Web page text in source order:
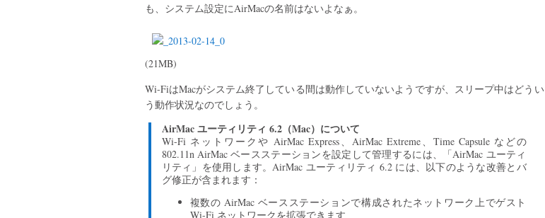
も、システム設定にAirMacの名前はないよなぁ。
(21MB)
Wi-FiはMacがシステム終了している間は動作していないようですが、スリープ中はどうい
う動作状況なのでしょう。
AirMac ユーティリティ 6.2（Mac）について
Wi-Fi ネットワークや AirMac Express、AirMac Extreme、Time Capsule などの
802.11n AirMac ベースステーションを設定して管理するには、「AirMac ユーティ
リティ」を使用します。AirMac ユーティリティ 6.2 には、以下のような改善とバ
グ修正が含まれます：
複数の AirMac ベースステーションで構成されたネットワーク上でゲスト
Wi-Fi ネットワークを拡張できます